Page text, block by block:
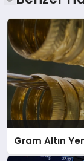
Gram Altın